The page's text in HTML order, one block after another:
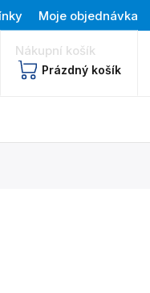
Moje objednávka
Nákupní košík
Prázdný košík